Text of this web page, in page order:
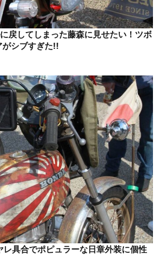
戻してしまった藤森に見せたい！ツボ
がシブすぎた!!
レ具合でポピュラーな日章外装に個性